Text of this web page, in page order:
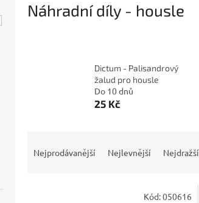
Náhradní díly - housle
Dictum - Palisandrový
žalud pro housle
Do 10 dnů
25 Kč
Nejprodávanější Nejlevnější Nejdražší
Kód:050616